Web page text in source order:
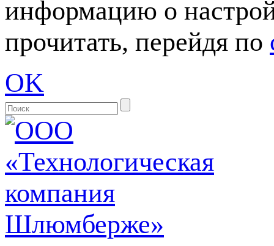
информацию о
прочитать, перейдя по
OK